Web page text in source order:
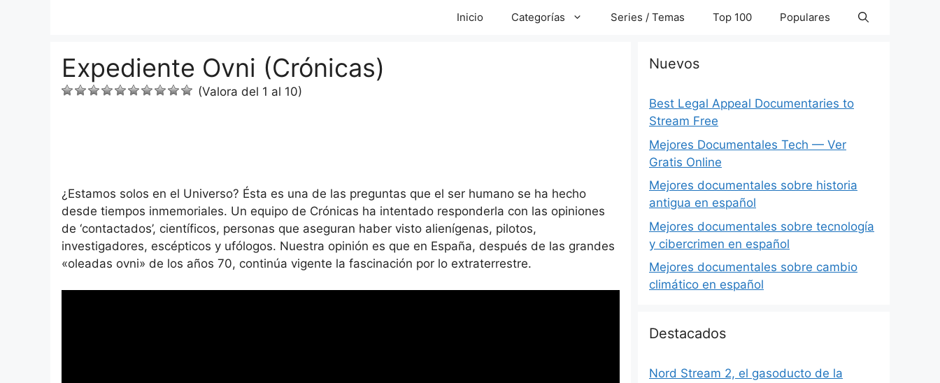
Inicio Categorías Series / Temas Top 100 Populares
Expediente Ovni (Crónicas)
(Valora del 1 al 10)
¿Estamos solos en el Universo? Ésta es una de las preguntas que el ser humano se ha hecho
desde tiempos inmemoriales. Un equipo de Crónicas ha intentado responderla con las opiniones
de ‘contactados’, científicos, personas que aseguran haber visto alienígenas, pilotos,
investigadores, escépticos y ufólogos. Nuestra opinión es que en España, después de las grandes
«oleadas ovni» de los años 70, continúa vigente la fascinación por lo extraterrestre.
Nuevos
Best Legal Appeal Documentaries to
Stream Free
Mejores Documentales Tech — Ver
Gratis Online
Mejores documentales sobre historia
antigua en español
Mejores documentales sobre tecnología
y cibercrimen en español
Mejores documentales sobre cambio
climático en español
Destacados
Nord Stream 2, el gasoducto de la